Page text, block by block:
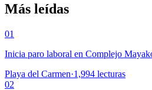
Más leídas
01
Inicia paro laboral en Complejo
Playa del Carmen·1,994 lecturas
02